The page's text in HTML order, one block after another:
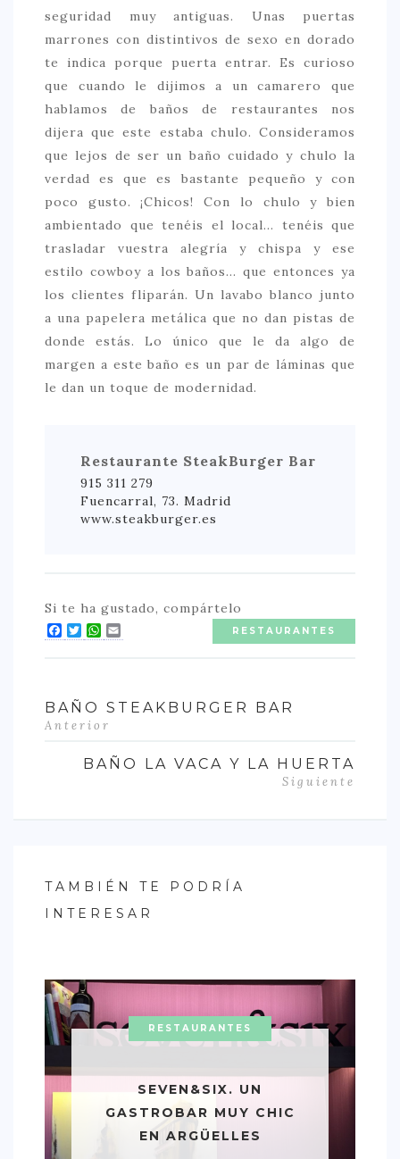
seguridad muy antiguas. Unas puertas
marrones con distintivos de sexo en dorado
te indica porque puerta entrar. Es curioso
que cuando le dijimos a un camarero que
hablamos de baños de restaurantes nos
dijera que este estaba chulo. Consideramos
que lejos de ser un baño cuidado y chulo la
verdad es que es bastante pequeño y con
poco gusto. ¡Chicos! Con lo chulo y bien
ambientado que tenéis el local… tenéis que
trasladar vuestra alegría y chispa y ese
estilo cowboy a los baños… que entonces ya
los clientes fliparán. Un lavabo blanco junto
a una papelera metálica que no dan pistas de
donde estás. Lo único que le da algo de
margen a este baño es un par de láminas que
le dan un toque de modernidad.
Restaurante SteakBurger Bar
915 311 279
Fuencarral, 73. Madrid
www.steakburger.es
Si te ha gustado, compártelo
Facebook
Twitter
WhatsApp RESTAURANTES
BAÑO STEAKBURGER BAR
Anterior
BAÑO LA VACA Y LA HUERTA
Siguiente
TAMBIÉN TE PODRÍA
INTERESAR
RESTAURANTES
SEVEN&SIX. UN
GASTROBAR MUY CHIC
EN ARGÜELLES